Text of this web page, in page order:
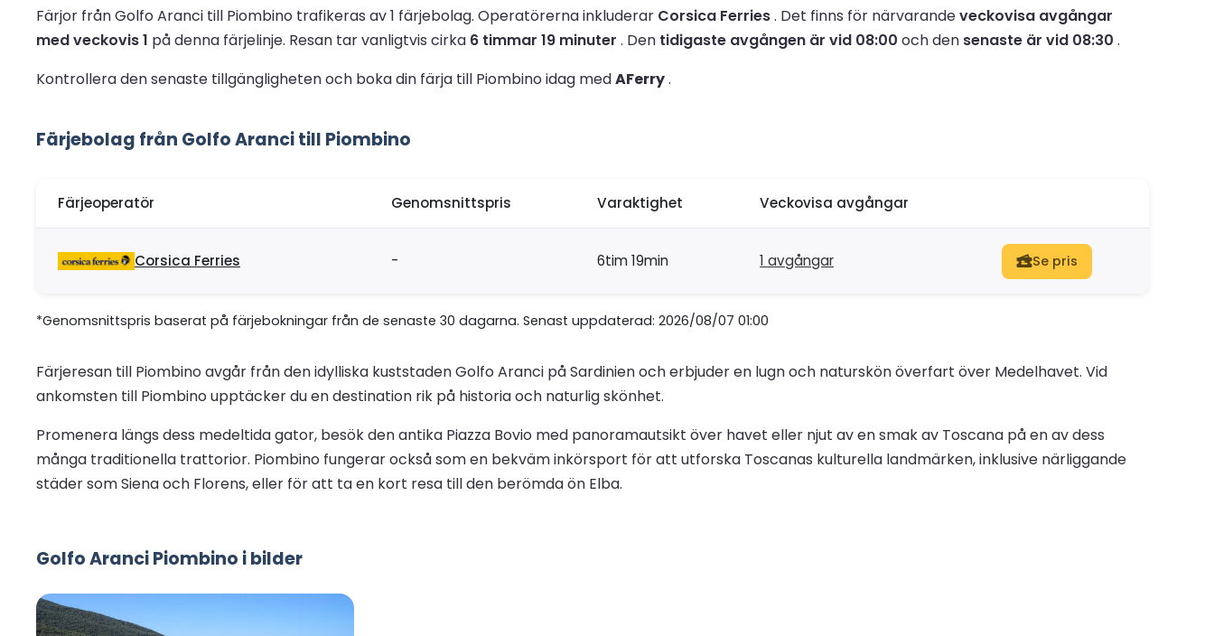
Färjor från Golfo Aranci till Piombino trafikeras av 1 färjebolag. Operatörerna inkluderar Corsica Ferries. Det finns för närvarandeveckovisa avgångar
med veckovis 1 på denna färjelinje. Resan tar vanligtvis cirka 6 timmar 19 minuter . Den tidigaste avgången är vid 08:00 och den senaste är vid 08:30 .
Kontrollera den senaste tillgängligheten och boka din färja till Piombino idag medAFerry.
Färjebolag från Golfo Aranci till Piombino
Färjeoperatör Genomsnittspris Varaktighet Veckovisa avgångar
Corsica Ferries - 6tim 19min 1 avgångar Se pris
*Genomsnittspris baserat på färjebokningar från de senaste 30 dagarna. Senast uppdaterad: 2026/08/07 01:00
Färjeresan till Piombino avgår från den idylliska kuststaden Golfo Aranci på Sardinien och erbjuder en lugn och naturskön överfart över Medelhavet. Vid
ankomsten till Piombino upptäcker du en destination rik på historia och naturlig skönhet.
Promenera längs dess medeltida gator, besök den antika Piazza Bovio med panoramautsikt över havet eller njut av en smak av Toscana på en av dess
många traditionella trattorior. Piombino fungerar också som en bekväm inkörsport för att utforska Toscanas kulturella landmärken, inklusive närliggande
städer som Siena och Florens, eller för att ta en kort resa till den berömda ön Elba.
Golfo Aranci Piombino i bilder